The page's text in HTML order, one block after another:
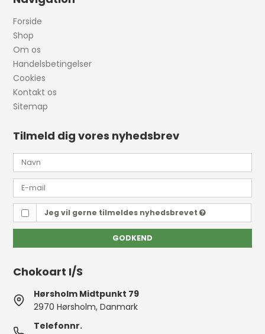
Forside
Shop
Om os
Handelsbetingelser
Cookies
Kontakt os
Sitemap
Tilmeld dig vores nyhedsbrev
Jeg vil gerne tilmeldes nyhedsbrevet
GODKEND
Chokoart I/S
Hørsholm Midtpunkt 79
2970 Hørsholm, Danmark
Telefonnr.